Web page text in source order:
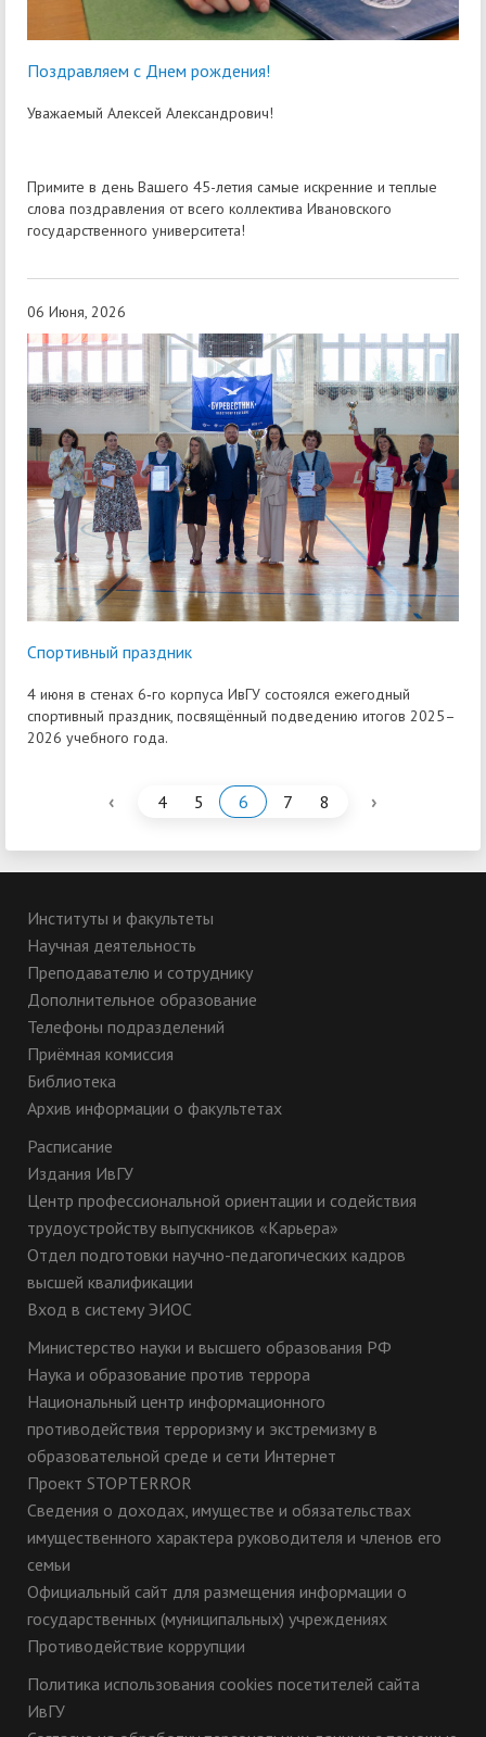
Поздравляем с Днем рождения!
Уважаемый Алексей Александрович!
Примите в день Вашего 45-летия самые искренние и теплые
слова поздравления от всего коллектива Ивановского
государственного университета!
06 Июня, 2026
Спортивный праздник
4 июня в стенах 6‑го корпуса ИвГУ состоялся ежегодный
спортивный праздник, посвящённый подведению итогов 2025–
2026 учебного года.
‹ 4 5 6 7 8 ›
Институты и факультеты
Научная деятельность
Преподавателю и сотруднику
Дополнительное образование
Телефоны подразделений
Приёмная комиссия
Библиотека
Архив информации о факультетах
Расписание
Издания ИвГУ
Центр профессиональной ориентации и содействия
трудоустройству выпускников «Карьера»
Отдел подготовки научно-педагогических кадров
высшей квалификации
Вход в систему ЭИОС
Министерство науки и высшего образования РФ
Наука и образование против террора
Национальный центр информационного
противодействия терроризму и экстремизму в
образовательной среде и сети Интернет
Проект STOPTERROR
Сведения о доходах, имуществе и обязательствах
имущественного характера руководителя и членов его
семьи
Официальный сайт для размещения информации о
государственных (муниципальных) учреждениях
Противодействие коррупции
Политика использования cookies посетителей сайта
ИвГУ